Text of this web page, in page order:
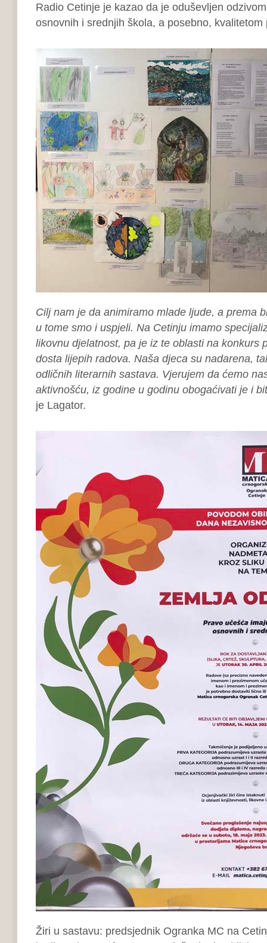
Radio Cetinje je kazao da je oduševljen
osnovnih i srednjih škola, a posebno, kvalitetom
Cilj nam je da animiramo mlade ljude, a prema
u tome smo i uspjeli. Na Cetinju imamo
likovnu djelatnost, pa je iz te oblasti na konkurs
dosta lijepih radova. Naša djeca su nadarena,
odličnih literarnih sastava. Vjerujem da ćemo
aktivnošću, iz godine u godinu obogaćivati je i
je Lagator.
Žiri u sastavu: predsjednik Ogranka MC na